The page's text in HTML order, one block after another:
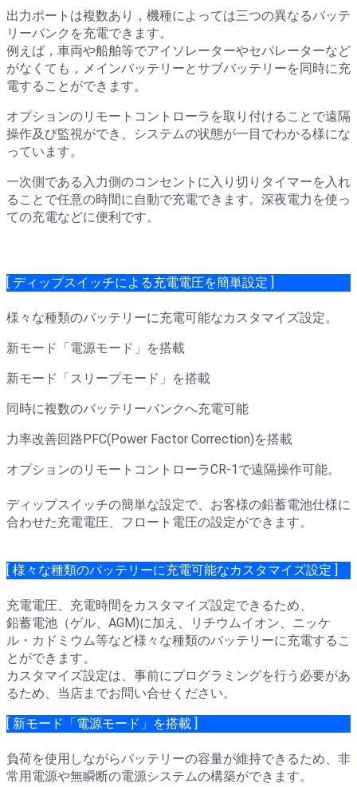
出力ポートは複数あり，機種によっては三つの異なるバッテ
リーバンクを充電できます。
例えば，車両や船舶等でアイソレーターやセパレーターなど
がなくても，メインバッテリーとサブバッテリーを同時に充
電することができます。
オプションのリモートコントローラを取り付けることで遠隔
操作及び監視ができ、システムの状態が一目でわかる様にな
っています。
一次側である入力側のコンセントに入り切りタイマーを入れ
ることで任意の時間に自動で充電できます。深夜電力を使っ
ての充電などに便利です。
[ ディップスイッチによる充電電圧を簡単設定 ]
様々な種類のバッテリーに充電可能なカスタマイズ設定。
新モード「電源モード」を搭載
新モード「スリープモード」を搭載
同時に複数のバッテリーバンクへ充電可能
力率改善回路PFC(Power Factor Correction)を搭載
オプションのリモートコントローラCR-1で遠隔操作可能。
ディップスイッチの簡単な設定で、お客様の鉛蓄電池仕様に
合わせた充電電圧、フロート電圧の設定ができます。
[ 様々な種類のバッテリーに充電可能なカスタマイズ設定 ]
充電電圧、充電時間をカスタマイズ設定できるため、
鉛蓄電池（ゲル、AGM)に加え、リチウムイオン、ニッケ
ル・カドミウム等など様々な種類のバッテリーに充電するこ
とができます。
カスタマイズ設定は、事前にプログラミングを行う必要があ
るため、当店までお問い合せください。
[ 新モード「電源モード」を搭載 ]
負荷を使用しながらバッテリーの容量が維持できるため、非
常用電源や無瞬断の電源システムの構築ができます。